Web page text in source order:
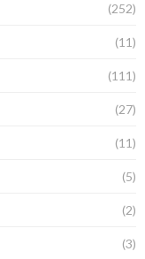
(252)
(11)
(111)
(27)
(11)
(5)
(2)
(3)